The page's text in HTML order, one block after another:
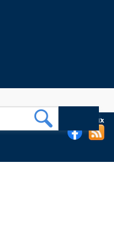
sur les réseaux sociaux